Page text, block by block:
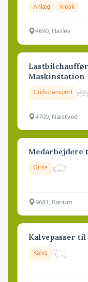
Anlæg Kloak
4690, Haslev
Maskinstation
Godstransport
4700, Næstved
Grise
9681, Ranum
Kalvepasser
Kalve